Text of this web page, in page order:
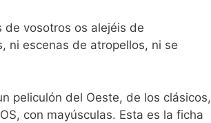
de vosotros os alejéis de
ni escenas de atropellos, ni se
peliculón del Oeste, de los clásicos,
con mayúsculas. Esta es la ficha